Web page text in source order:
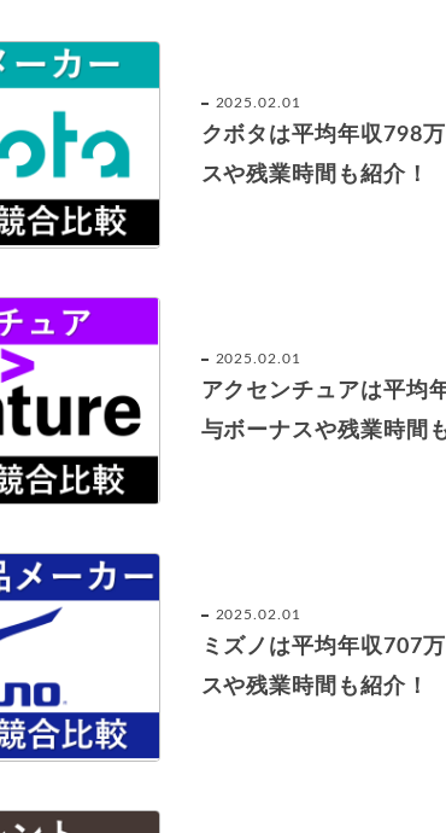
2025.02.01
クボタは平均年収798
スや残業時間も紹介！
2025.02.01
アクセンチュアは平均
与ボーナスや残業時間
2025.02.01
ミズノは平均年収707
スや残業時間も紹介！